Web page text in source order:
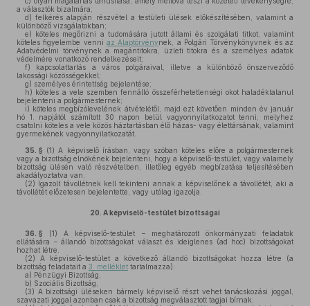
a választók bizalmára;
d) felkérés alapján részvétel a testületi ülések előkészítésében, valamint a
különböző vizsgálatokban;
e) köteles megőrizni a tudomására jutott állami és szolgálati titkot, valamint
köteles figyelembe venni az Alaptörvénynek, a Polgári Törvénykönyvnek és az
Adatvédelmi törvénynek a magántitokra, üzleti titokra és a személyes adatok
védelmére vonatkozó rendelkezéseit;
f) kapcsolattartás a város polgáraival, illetve a különböző önszerveződő
lakossági közösségekkel;
g) személyes érintettség bejelentése;
h) köteles a vele szemben fennálló összeférhetetlenségi okot haladéktalanul
bejelenteni a polgármesternek;
i) köteles megbízólevelének átvételétől, majd ezt követően minden év január
hó 1. napjától számított 30 napon belül vagyonnyilatkozatot tenni, melyhez
csatolni köteles a vele közös háztartásban élő házas- vagy élettársának, valamint
gyermekének vagyonnyilatkozatát.
35. § (1) A képviselő írásban, vagy szóban köteles előre a polgármesternek
vagy a bizottság elnökének bejelenteni, hogy a képviselő-testület, vagy valamely
bizottság ülésén való részvételben, illetőleg egyéb megbízatása teljesítésében
akadályoztatva van.
(2) Igazolt távollétnek kell tekinteni annak a képviselőnek a távollétét, aki a
távollétét előzetesen bejelentette, vagy utólag igazolja.
20. A képviselő-testület bizottságai
36. § (1) A képviselő-testület – meghatározott önkormányzati feladatok
ellátására – állandó bizottságokat választ és ideiglenes (ad hoc) bizottságokat
hozhat létre.
(2) A képviselő-testület a következő állandó bizottságokat hozza létre (a
bizottság feladatait a 3. melléklet tartalmazza):
a) Pénzügyi Bizottság,
b) Szociális Bizottság,
(3) A bizottsági üléseken bármely képviselő részt vehet tanácskozási joggal,
szavazati joggal azonban csak a bizottság megválasztott tagjai bírnak.